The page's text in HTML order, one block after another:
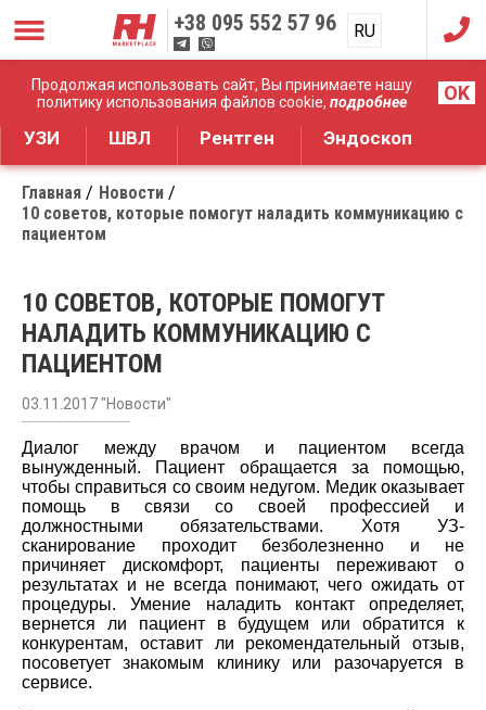
Продолжая использовать сайт, Вы принимаете нашу
политику использования файлов cookie, подробнее OK
+38 095 552 57 96 RU
UA
Дистрибуция медицинского оборудования
УЗИ ШВЛ Рентген Эндоскоп
Главная
Новости
10 советов, которые помогут наладить коммуникацию с
пациентом
10 СОВЕТОВ, КОТОРЫЕ ПОМОГУТ
НАЛАДИТЬ КОММУНИКАЦИЮ С
ПАЦИЕНТОМ
03.11.2017 "Новости"
Диалог между врачом и пациентом всегда
вынужденный. Пациент обращается за помощью,
чтобы справиться со своим недугом. Медик оказывает
помощь в связи со своей профессией и
должностными обязательствами. Хотя УЗ-
сканирование проходит безболезненно и не
причиняет дискомфорт, пациенты переживают о
результатах и не всегда понимают, чего ожидать от
процедуры. Умение наладить контакт определяет,
вернется ли пациент в будущем или обратится к
конкурентам, оставит ли рекомендательный отзыв,
посоветует знакомым клинику или разочаруется в
сервисе.